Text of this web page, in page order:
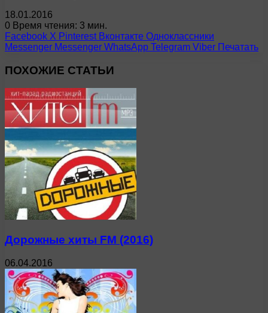
18.01.2016
0 Время чтения: 3 мин.
Facebook X Pinterest Вконтакте Одноклассники
Messenger Messenger WhatsApp Telegram Viber Печатать
ПОХОЖИЕ СТАТЬИ
Дорожные хиты FM (2016)
06.04.2016